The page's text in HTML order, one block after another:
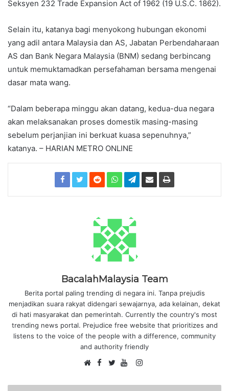
Seksyen 232 Trade Expansion Act of 1962 (19 U.S.C. 1862).
Selain itu, katanya bagi menyokong hubungan ekonomi
yang adil antara Malaysia dan AS, Jabatan Perbendaharaan
AS dan Bank Negara Malaysia (BNM) sedang berbincang
untuk memuktamadkan persefahaman bersama mengenai
dasar mata wang.
“Dalam beberapa minggu akan datang, kedua-dua negara
akan melaksanakan proses domestik masing-masing
sebelum perjanjian ini berkuat kuasa sepenuhnya,”
katanya. – HARIAN METRO ONLINE
BacalahMalaysia Team
Berita portal paling trending di negara ini. Tanpa prejudis
menjadikan suara rakyat didengari sewajarnya, ada kelainan, dekat
di hati masyarakat dan pemerintah. Currently the country's most
trending news portal. Prejudice free website that prioritizes and
listens to the voice of the people with a difference, community
and authority friendly
e
F
c w
o
I
s